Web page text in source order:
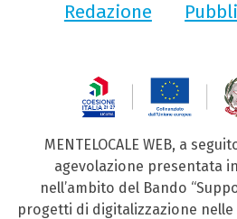
Redazione
MENTELOCALE WEB, a
agevolazione presentata
nell’ambito del Bando
progetti di digitalizzazione